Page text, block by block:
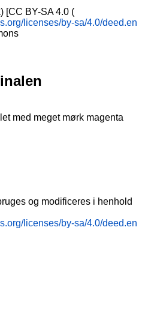
[CC BY-SA 4.0 (
licenses/by-sa/4.0/deed.en
med meget mørk magenta
og modificeres i henhold
licenses/by-sa/4.0/deed.en